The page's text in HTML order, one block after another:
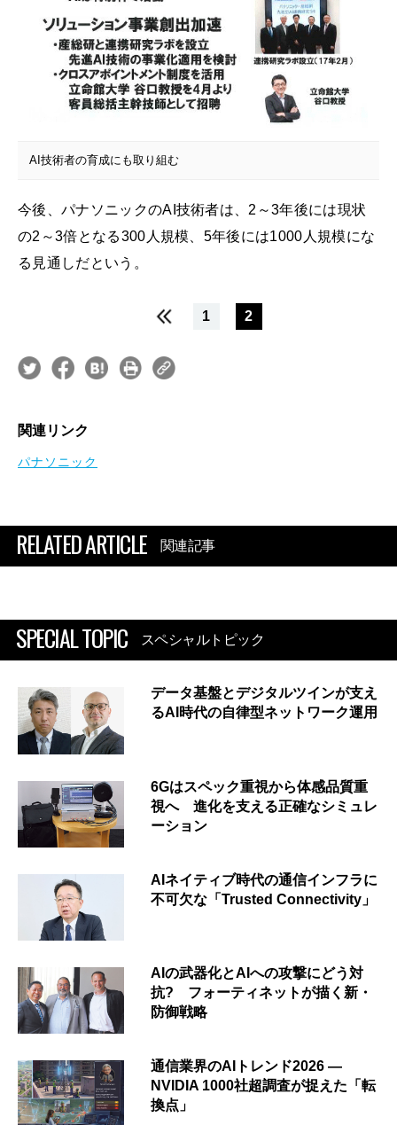
AI技術者の育成にも取り組む
今後、パナソニックのAI技術者は、2～3年後には現状
の2～3倍となる300人規模、5年後には1000人規模にな
る見通しだという。
1 2
関連リンク
パナソニック
RELATED ARTICLE 関連記事
SPECIAL TOPIC スペシャルトピック
データ基盤とデジタルツインが支え
るAI時代の自律型ネットワーク運用
6Gはスペック重視から体感品質重
視へ 進化を支える正確なシミュレ
ーション
AIネイティブ時代の通信インフラに
不可欠な「Trusted Connectivity」
AIの武器化とAIへの攻撃にどう対
抗? フォーティネットが描く新・
防御戦略
通信業界のAIトレンド2026 ―
NVIDIA 1000社超調査が捉えた「転
換点」